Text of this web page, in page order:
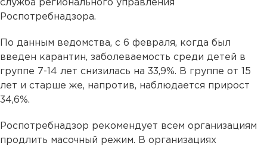
служба регионального управления
Роспотребнадзора.
По данным ведомства, с 6 февраля, когда был
введен карантин, заболеваемость среди детей в
группе 7-14 лет снизилась на 33,9%. В группе от 15
лет и старше же, напротив, наблюдается прирост
34,6%.
Роспотребнадзор рекомендует всем организациям
продлить масочный режим. В организациях